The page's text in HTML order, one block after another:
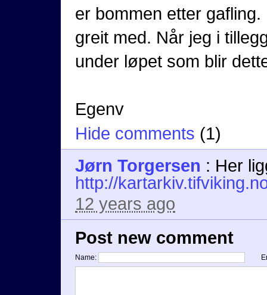
er bommen etter
greit med. Når jeg i
under løpet som blir
Egenv
Hide comments (1)
Jørn Torgersen : Her
http://
12 years ago
Post new comment
Name: